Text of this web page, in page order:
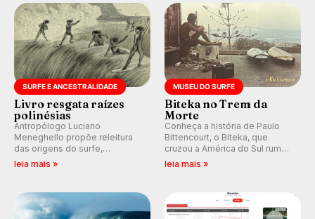
km/h em Itanhaém.
SURFE E ANCESTRALIDADE
Livro resgata raízes
polinésias
Antropólogo Luciano
Meneghello propõe releitura
das origens do surfe,
resgatando a cultura polinésia
prática em esporte e indústria.
leia mais »
MUSEU DO SURFE
Biteka no Trem da
Morte
Conheça a história de Paulo
Bittencourt, o Biteka, que
cruzou a América do Sul rumo
ao Pacífico em uma jornada
leia mais »